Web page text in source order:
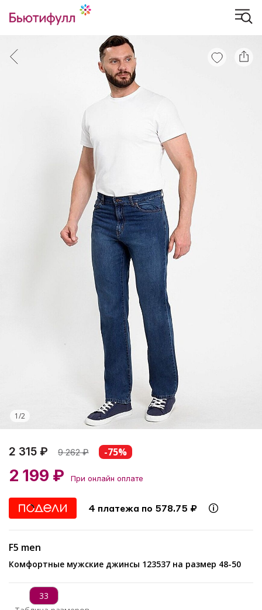
1/2
2 315 ₽ 9 262₽ -75%
2 199 ₽ При онлайн оплате
4 платежа по 578.75 ₽
F5 men
Комфортные мужские джинсы 123537 на размер 48-50
33